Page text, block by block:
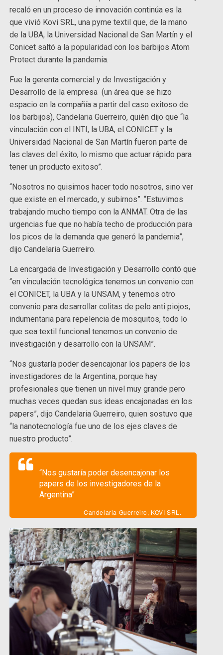
recaló en un proceso de innovación continúa es la
que vivió Kovi SRL, una pyme textil que, de la mano
de la UBA, la Universidad Nacional de San Martín y el
Conicet saltó a la popularidad con los barbijos Atom
Protect durante la pandemia.
Fue la gerenta comercial y de Investigación y
Desarrollo de la empresa (un área que se hizo
espacio en la compañía a partir del caso exitoso de
los barbijos), Candelaria Guerreiro, quién dijo que “la
vinculación con el INTI, la UBA, el CONICET y la
Universidad Nacional de San Martín fueron parte de
las claves del éxito, lo mismo que actuar rápido para
tener un producto exitoso”.
“Nosotros no quisimos hacer todo nosotros, sino ver
que existe en el mercado, y subirnos”. “Estuvimos
trabajando mucho tiempo con la ANMAT. Otra de las
urgencias fue que no había techo de producción para
los picos de la demanda que generó la pandemia”,
dijo Candelaria Guerreiro.
La encargada de Investigación y Desarrollo contó que
“en vinculación tecnológica tenemos un convenio con
el CONICET, la UBA y la UNSAM, y tenemos otro
convenio para desarrollar colitas de pelo anti piojos,
indumentaria para repelencia de mosquitos, todo lo
que sea textil funcional tenemos un convenio de
investigación y desarrollo con la UNSAM”.
“Nos gustaría poder desencajonar los papers de los
investigadores de la Argentina, porque hay
profesionales que tienen un nivel muy grande pero
muchas veces quedan sus ideas encajonadas en los
papers”, dijo Candelaria Guerreiro, quien sostuvo que
“la nanotecnología fue uno de los ejes claves de
nuestro producto”.
“Nos gustaría poder desencajonar los
papers de los investigadores de la
Argentina”
Candelaria Guerreiro, KOVI SRL.